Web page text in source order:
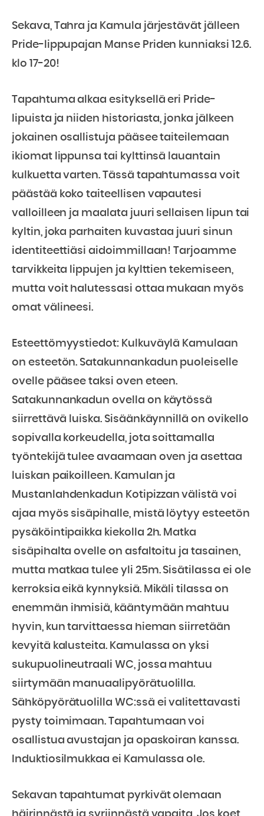
Sekava, Tahra ja Kamula järjestävät jälleen
Pride-lippupajan Manse Priden kunniaksi 12.6.
klo 17-20!
Tapahtuma alkaa esityksellä eri Pride-
lipuista ja niiden historiasta, jonka jälkeen
jokainen osallistuja pääsee taiteilemaan
ikiomat lippunsa tai kylttinsä lauantain
kulkuetta varten. Tässä tapahtumassa voit
päästää koko taiteellisen vapautesi
valloilleen ja maalata juuri sellaisen lipun tai
kyltin, joka parhaiten kuvastaa juuri sinun
identiteettiäsi aidoimmillaan! Tarjoamme
tarvikkeita lippujen ja kylttien tekemiseen,
mutta voit halutessasi ottaa mukaan myös
omat välineesi.
Esteettömyystiedot: Kulkuväylä Kamulaan
on esteetön. Satakunnankadun puoleiselle
ovelle pääsee taksi oven eteen.
Satakunnankadun ovella on käytössä
siirrettävä luiska. Sisäänkäynnillä on ovikello
sopivalla korkeudella, jota soittamalla
työntekijä tulee avaamaan oven ja asettaa
luiskan paikoilleen. Kamulan ja
Mustanlahdenkadun Kotipizzan välistä voi
ajaa myös sisäpihalle, mistä löytyy esteetön
pysäköintipaikka kiekolla 2h. Matka
sisäpihalta ovelle on asfaltoitu ja tasainen,
mutta matkaa tulee yli 25m. Sisätilassa ei ole
kerroksia eikä kynnyksiä. Mikäli tilassa on
enemmän ihmisiä, kääntymään mahtuu
hyvin, kun tarvittaessa hieman siirretään
kevyitä kalusteita. Kamulassa on yksi
sukupuolineutraali WC, jossa mahtuu
siirtymään manuaalipyörätuolilla.
Sähköpyörätuolilla WC:ssä ei valitettavasti
pysty toimimaan. Tapahtumaan voi
osallistua avustajan ja opaskoiran kanssa.
Induktiosilmukkaa ei Kamulassa ole.
Sekavan tapahtumat pyrkivät olemaan